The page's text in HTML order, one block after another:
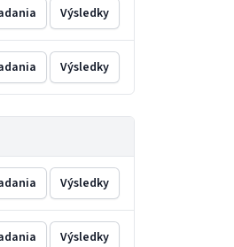
Výsledky
Výsledky
Výsledky
Výsledky